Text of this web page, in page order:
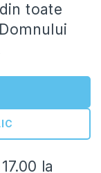
toate
la